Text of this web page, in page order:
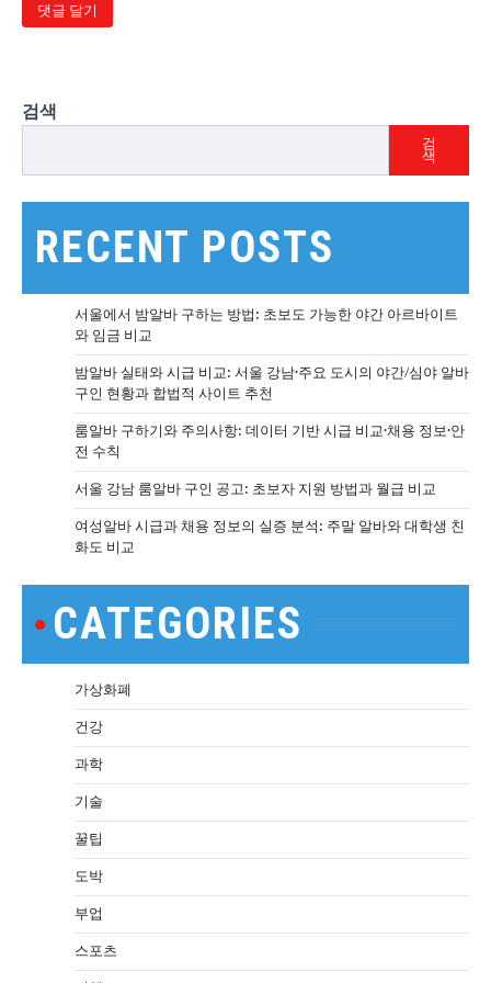
검색
검
색
RECENT POSTS
서울에서 밤알바 구하는 방법: 초보도 가능한 야간 아르바이트
와 임금 비교
밤알바 실태와 시급 비교: 서울 강남·주요 도시의 야간/심야 알바
구인 현황과 합법적 사이트 추천
룸알바 구하기와 주의사항: 데이터 기반 시급 비교·채용 정보·안
전 수칙
서울 강남 룸알바 구인 공고: 초보자 지원 방법과 월급 비교
여성알바 시급과 채용 정보의 실증 분석: 주말 알바와 대학생 친
화도 비교
CATEGORIES
가상화폐
건강
과학
기술
꿀팁
도박
부업
스포츠